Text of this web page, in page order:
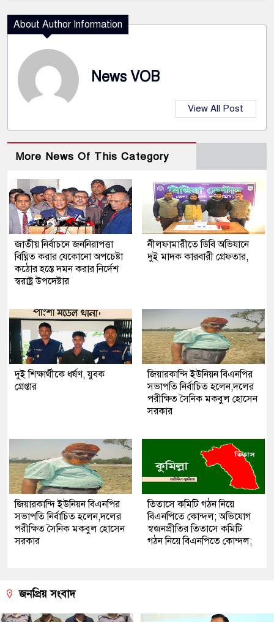
About Author Information
News VOB
View All Post
More News Of This Category
জাতীয় নির্বাচনে জননিরাপত্তা
বিঘ্নিত করার যেকোনো অপচেষ্টা
কঠোর হস্তে দমন করার নির্দেশ
স্বরাষ্ট্র উপদেষ্টার
নীলফামারীতে ডিবি অভিযানে
দুই মাদক কারবারী গ্রেফতার,
দুই শিক্ষার্থীকে ধর্ষণ, যুবক
গ্রেপ্তার
জিয়ারকান্দি ইউনিয়ন বিএনপির
সভাপতি নির্বাচিত হলেন,দলের
পরীক্ষিত সৈনিক মকবুল হোসেন
সরকার
জিয়ারকান্দি ইউনিয়ন বিএনপির
সভাপতি নির্বাচিত হলেন,দলের
পরীক্ষিত সৈনিক মকবুল হোসেন
সরকার
তিতাসে কমিটি গঠন নিয়ে
বিএনপিতে কোন্দল; অভিযোগ
স্বজনপ্রীতির তিতাসে কমিটি
গঠন নিয়ে বিএনপিতে কোন্দল;
জনপ্রিয় সংবাদ